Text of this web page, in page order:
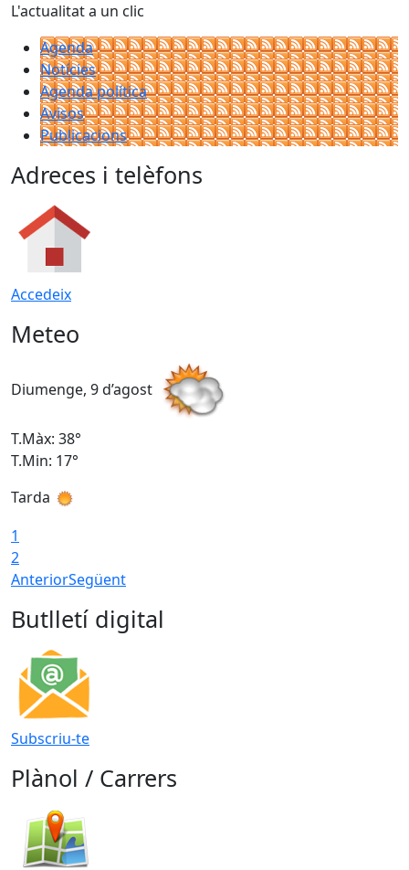
L'actualitat a un clic
Agenda
Notícies
Agenda política
Avisos
Publicacions
Adreces i telèfons
Accedeix
Meteo
Diumenge, 9 d’agost
T.Màx: 38°
T.Min: 17°
Tarda
1
2
AnteriorSegüent
Butlletí digital
Subscriu-te
Plànol / Carrers